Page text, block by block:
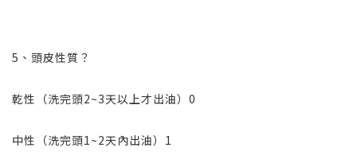
5、頭皮性質？
乾性（洗完頭2~3天以上才出油）0
中性（洗完頭1~2天內出油）1